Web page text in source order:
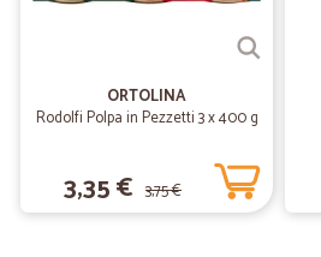
ORTOLINA
Rodolfi Polpa in Pezzetti 3 x 400 g
3,35 € 3,75 €